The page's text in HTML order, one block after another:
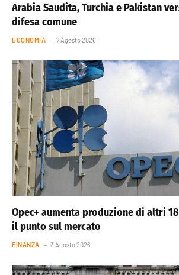
Arabia Saudita, Turchia e Pakistan
difesa comune
ECONOMIA 7 Agosto 2026
Opec+ aumenta produzione di altri
il punto sul mercato
FINANZA 3 Agosto 2026